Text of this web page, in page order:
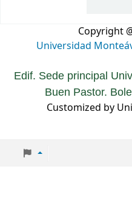
Copyright
Universidad
Edif. Sede principal
Buen Pastor.
Customized by